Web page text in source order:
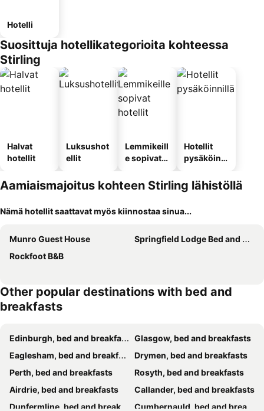
Hotelli
Suosittuja hotellikategorioita kohteessa
Stirling
Halvat
hotellit
Luksushot
ellit
Lemmikeill
e sopivat
Hotellit
pysäköinni
Aamiaismajoitus kohteen Stirling lähistöllä
Nämä hotellit saattavat myös kiinnostaa sinua...
Munro Guest House
Springfield Lodge Bed and Breakfast
Rockfoot B&B
Other popular destinations with bed and
breakfasts
Edinburgh, bed and breakfasts
Glasgow, bed and breakfasts
Eaglesham, bed and breakfasts
Drymen, bed and breakfasts
Perth, bed and breakfasts
Rosyth, bed and breakfasts
Airdrie, bed and breakfasts
Callander, bed and breakfasts
Dunfermline, bed and breakfasts
Cumbernauld, bed and breakfasts